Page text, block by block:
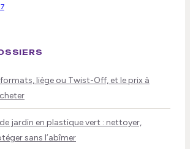
liège ou Twist-Off, et le prix à
jardin en plastique vert : nettoyer,
sans l’abîmer